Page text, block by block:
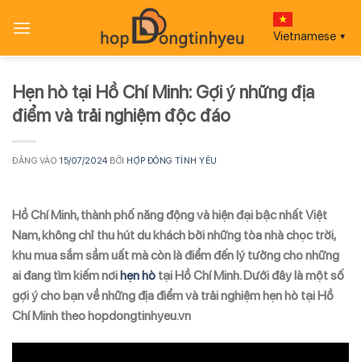
qua
Vietnamese ▼
Hẹn hò tại Hồ Chí Minh: Gợi ý những địa
điểm và trải nghiệm độc đáo
ĐĂNG VÀO 15/07/2024 BỞI HỢP ĐỒNG TÌNH YÊU
Hồ Chí Minh, thành phố năng động và hiện đại bậc nhất Việt
Nam, không chỉ thu hút du khách bởi những tòa nhà chọc trời,
khu mua sắm sầm uất mà còn là điểm đến lý tưởng cho những
ai đang tìm kiếm nơihẹn hò tại Hồ Chí Minh. Dưới đây là một số
gợi ý cho bạn về những địa điểm và trải nghiệm hẹn hò tại Hồ
Chí Minh theo hopdongtinhyeu.vn